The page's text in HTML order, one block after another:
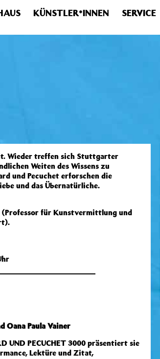
Verwende stattdessen get_permalink(). in
KÜNSTLER*INNEN
SERVICE
Wieder treffen sich Stuttgarter
Weiten des Wissens zu
und Pecuchet erforschen die
und das Übernatürliche.
für Kunstvermittlung und
Oana Paula Vainer
UND PECUCHET 3000 präsentiert sie
Lektüre und Zitat,